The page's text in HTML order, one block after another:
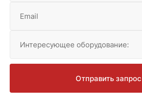
Email
Интересующее оборудование:
Отправить запрос